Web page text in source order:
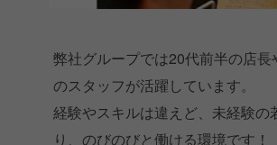
弊社グループでは20代前半の店
のスタッフが活躍しています。
経験やスキルは違えど、未経験
り、のびのびと働ける環境です！